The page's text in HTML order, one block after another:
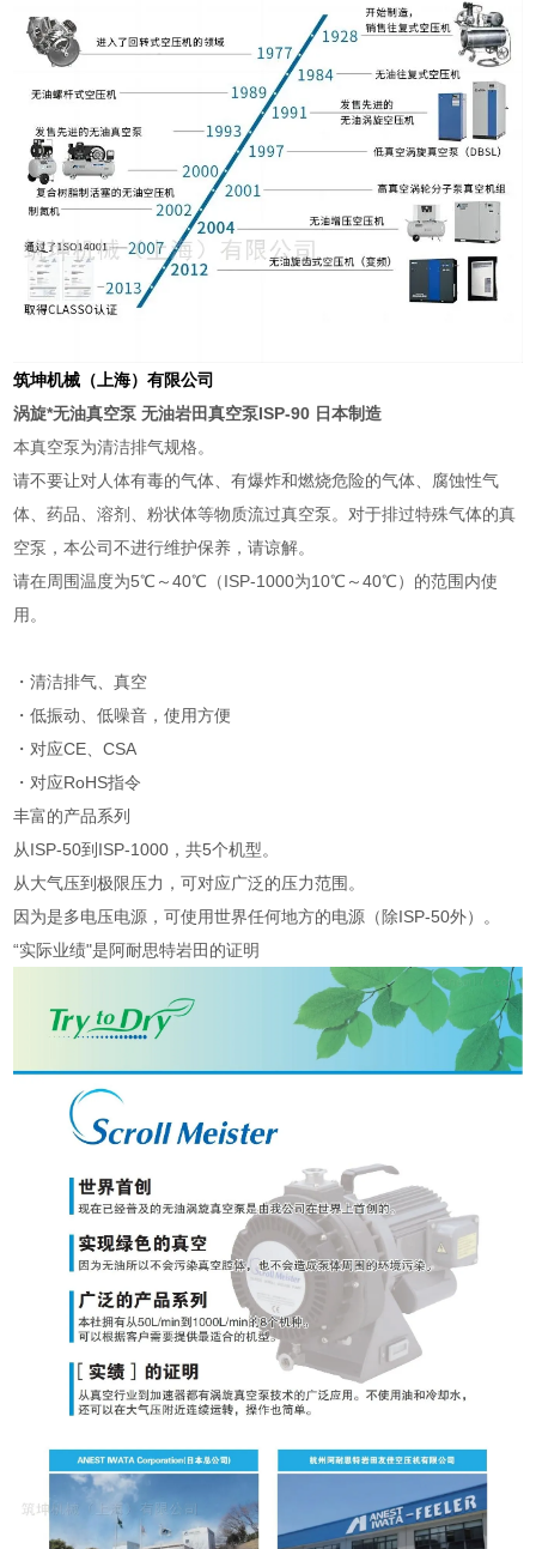
筑坤机械（上海）有限公司
涡旋*无油真空泵无油岩田真空泵ISP-90 日本制造
本真空泵为清洁排气规格。
请不要让对人体有毒的气体、有爆炸和燃烧危险的气体、腐蚀性气
体、药品、溶剂、粉状体等物质流过真空泵。对于排过特殊气体的真
空泵，本公司不进行维护保养，请谅解。
请在周围温度为5℃～40℃（ISP-1000为10℃～40℃）的范围内使
用。
・清洁排气、真空
・低振动、低噪音，使用方便
・对应CE、CSA
・对应RoHS指令
丰富的产品系列
从ISP-50到ISP-1000，共5个机型。
从大气压到极限压力，可对应广泛的压力范围。
因为是多电压电源，可使用世界任何地方的电源（除ISP-50外）。
“实际业绩"是阿耐思特岩田的证明